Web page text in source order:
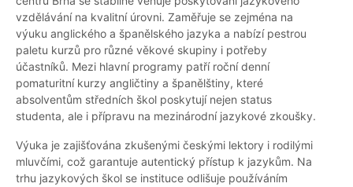
vzdělávání na kvalitní úrovni. Zaměřuje se zejména na
výuku anglického a španělského jazyka a nabízí pestrou
paletu kurzů pro různé věkové skupiny i potřeby
účastníků. Mezi hlavní programy patří roční denní
pomaturitní kurzy angličtiny a španělštiny, které
absolventům středních škol poskytují nejen status
studenta, ale i přípravu na mezinárodní jazykové zkoušky.
Výuka je zajišťována zkušenými českými lektory i rodilými
mluvčími, což garantuje autentický přístup k jazykům. Na
trhu jazykových škol se instituce odlišuje používáním